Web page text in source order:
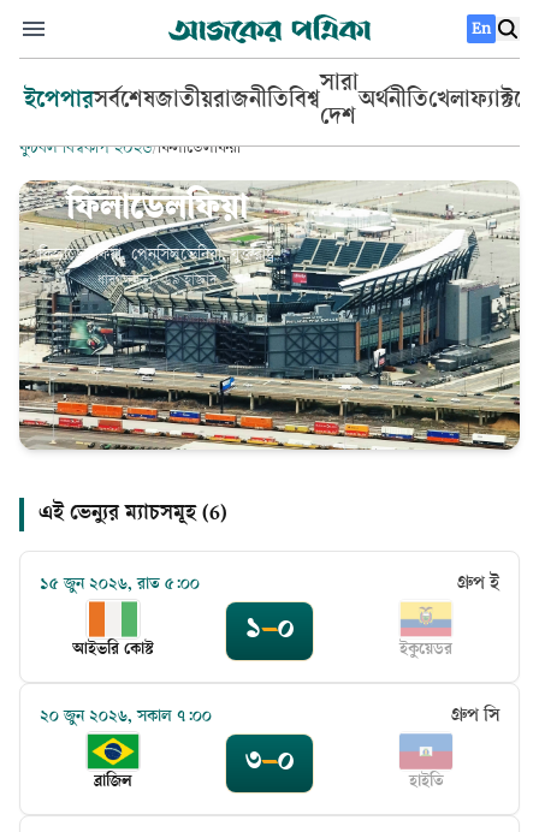
En
ইপেপারসর্বশেষজাতীয়রাজনীতিবিশ্ব
সারা
দেশ
অর্থনীতিখেলা
ফুটবল বিশ্বকাপ ২০২৬/ফিলাডেলফিয়া
ফিলাডেলফিয়া
ফিলাডেলফিয়া, পেনসিলভেনিয়া, যুক্তরাষ্ট্র
ধারণক্ষমতা:৬৯ হাজার
এই ভেন্যুর ম্যাচসমূহ (6)
১৫ জুন ২০২৬, রাত ৫:০০ গ্রুপ ই
আইভরি কোস্ট
১–০
ইকুয়েডর
২০ জুন ২০২৬, সকাল ৭:০০ গ্রুপ সি
ব্রাজিল
৩–০
হাইতি